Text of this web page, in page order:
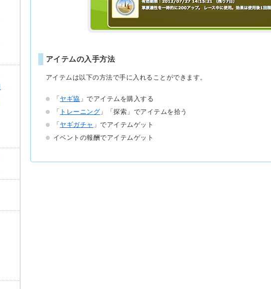
アイテムの入手方法
アイテムは以下の方法で手に入れることができます。
「 ヤギ協 」でアイテムを購入する
「
トレーニング 」「探索」でアイテムを拾う
「 ヤギガチャ 」でアイテムゲット
イベントの報酬でアイテムゲット